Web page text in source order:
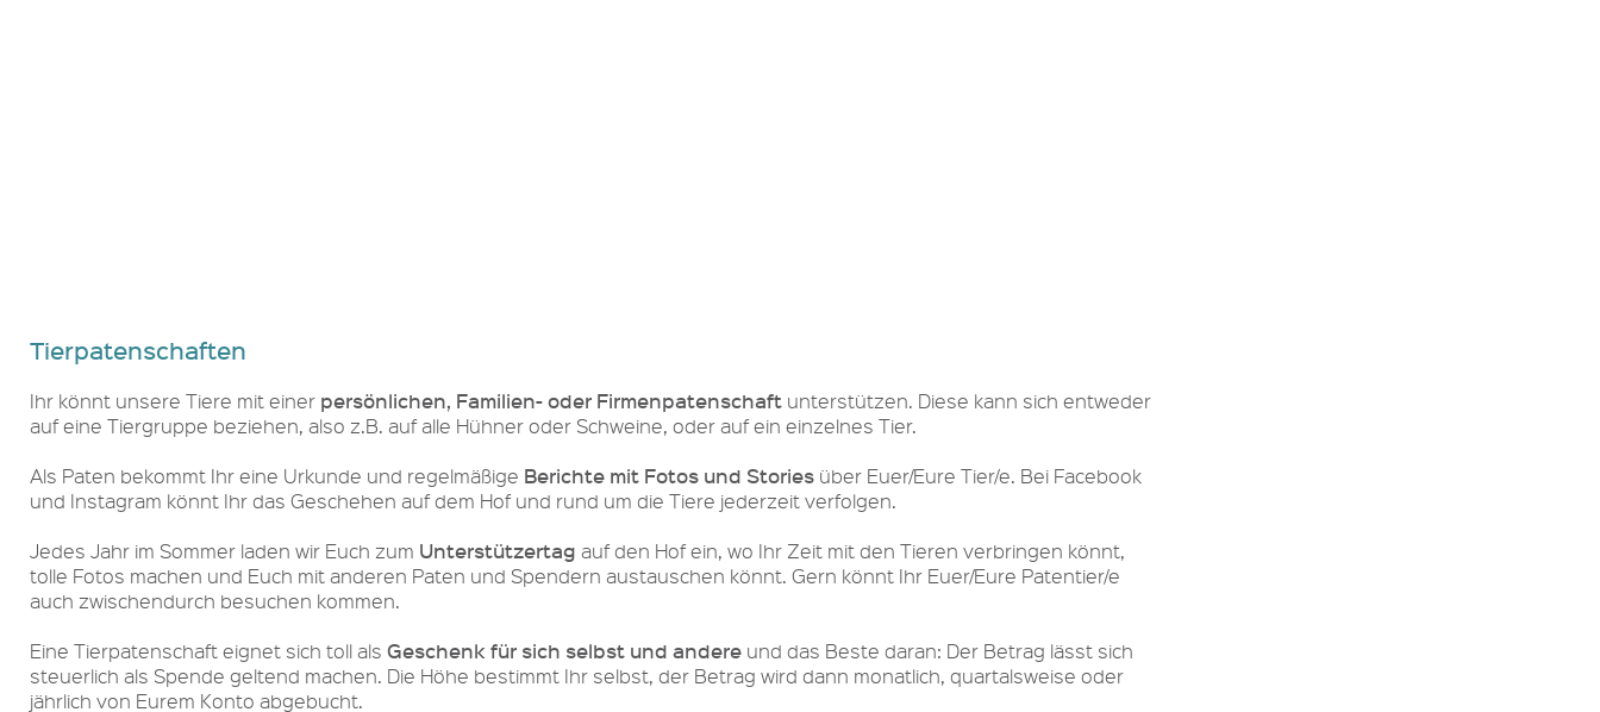
Tierpatenschaften
Ihr könnt unsere Tiere mit einer persönlichen, Familien- oder Firmenpatenschaft unterstützen. Diese kann sich entweder
auf eine Tiergruppe beziehen, also z.B. auf alle Hühner oder Schweine, oder auf ein einzelnes Tier.
Als Paten bekommt Ihr eine Urkunde und regelmäßige Berichte mit Fotos und Stories über Euer/Eure Tier/e. Bei Facebook
und Instagram könnt Ihr das Geschehen auf dem Hof und rund um die Tiere jederzeit verfolgen.
Jedes Jahr im Sommer laden wir Euch zum Unterstützertag auf den Hof ein, wo Ihr Zeit mit den Tieren verbringen könnt,
tolle Fotos machen und Euch mit anderen Paten und Spendern austauschen könnt. Gern könnt Ihr Euer/Eure Patentier/e
auch zwischendurch besuchen kommen.
Eine Tierpatenschaft eignet sich toll als Geschenk für sich selbst und andere und das Beste daran: Der Betrag lässt sich
steuerlich als Spende geltend machen. Die Höhe bestimmt Ihr selbst, der Betrag wird dann monatlich, quartalsweise oder
jährlich von Eurem Konto abgebucht.